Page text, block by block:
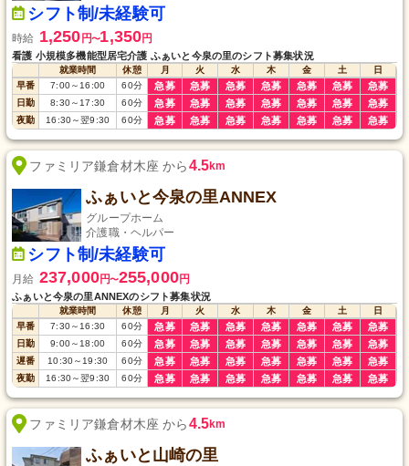
シフト制/未経験可
時給 1,250 円〜1,350円
看護 小規模多機能型居宅介護 ふぁいと今泉の里のシフト募集状況
就業時間 休憩 月 火 水 木 金 土
日
早番
7:00～ 16:00 60分 急募 急募 急募 急募 急募 急募 急募
日勤 8:30～ 17:30 60分 急募 急募 急募 急募 急募 急募 急募
夜勤 16:30～翌9:30 60分 急募 急募 急募 急募 急募 急募 急募
ファミリア鎌倉材木座 から4.5km
ふぁいと今泉の里ANNEX
グループホーム
介護職・ヘルパー
シフト制/未経験可
月給 237,000円〜255,000円
ふぁいと今泉の里ANNEXのシフト募集状況
就業時間 休憩 月 火 水 木 金 土
日
早番
7:30～ 16:30 60分 急募 急募 急募 急募 急募 急募 急募
日勤 9:00～ 18:00 60分 急募 急募 急募 急募 急募 急募 急募
遅番 10:30～ 19:30 60分 急募 急募 急募 急募 急募 急募 急募
夜勤 16:30～翌9:30 60分 急募 急募 急募 急募 急募 急募 急募
ファミリア鎌倉材木座 から4.5km
ふぁいと山崎の里